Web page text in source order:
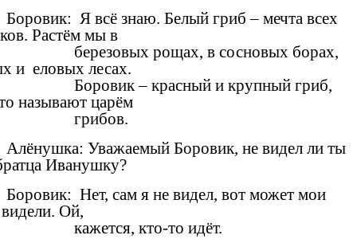
Боровик: Я всё знаю. Белый гриб – мечта всех
Растём мы в
березовых рощах, в сосновых борах,
и еловых лесах.
Боровик – красный и крупный гриб,
называют царём
грибов.
Алёнушка: Уважаемый Боровик, не видел ли ты
Иванушку?
Боровик: Нет, сам я не видел, вот может мои
Ой,
кажется, кто-то идёт.